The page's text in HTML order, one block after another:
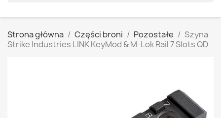
Strona główna Części broni Pozostałe
Szyna
Strike Industries LINK KeyMod & M-Lok Rail 7 Slots QD